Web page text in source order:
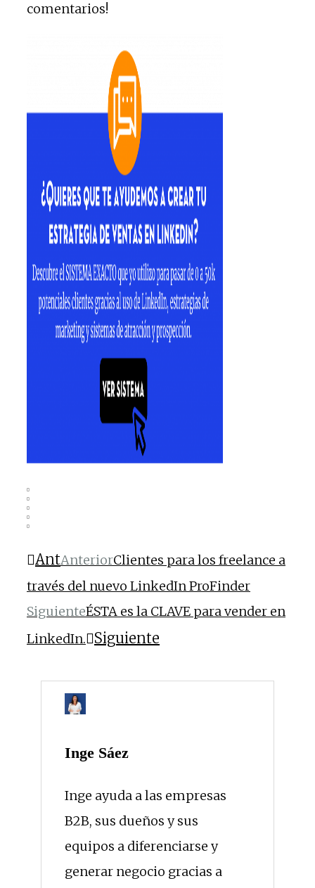
comentarios!
AntAnteriorClientes para los freelance a
través del nuevo LinkedIn ProFinder
SiguienteÉSTA es la CLAVE para vender en
LinkedIn.
Siguiente
Inge Sáez
Inge ayuda a las empresas
B2B, sus dueños y sus
equipos a diferenciarse y
generar negocio gracias a